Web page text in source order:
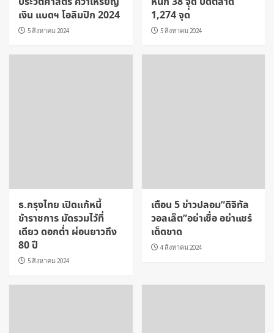
เงิน แบดฯ โอลิมปิก 2024
5 สิงหาคม 2024
1,274 จุด
5 สิงหาคม 2024
ธ.กรุงไทย เปิดแก้หนี้
ข้าราชการ มัดรวมไว้ที่
เดียว ดอกต่ำ ผ่อนยาวถึง
80 ปี
5 สิงหาคม 2024
เตือน 5 ข่าวปลอม”ดิจิทัล
วอลเล็ต”อย่าเชื่อ อย่าแชร๋
เด็ดขาด
4 สิงหาคม 2024